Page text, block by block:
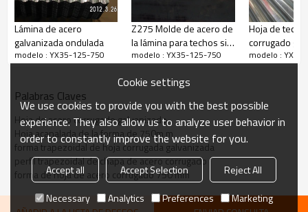
Lámina de acero
galvanizada ondulada
modelo : YX35-125-750
Z275 Molde de acero de
la lámina para techos sin
asbesto en 2.0mm
modelo : YX35-125-750
Hoja de
corrugado
modelo :
Palabras Claves
Hoja de acero corrugado galvanizado
Hoja acanalada de la forma de 750m m
forma trapezoidal de hoja corrugada galvanizada
perfil trapezoidal de chapa de acero corrugado
forma de hoja de acero corrugado 750 mm
Cookie settings
We use cookies to provide you with the best possible
experience. They also allow us to analyze user behavior in
order to constantly improve the website for you.
Accept all Accept Selection
Reject All
Necessary
Analytics Preferences Marketing